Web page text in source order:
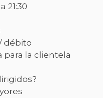
21:30
débito
para la clientela